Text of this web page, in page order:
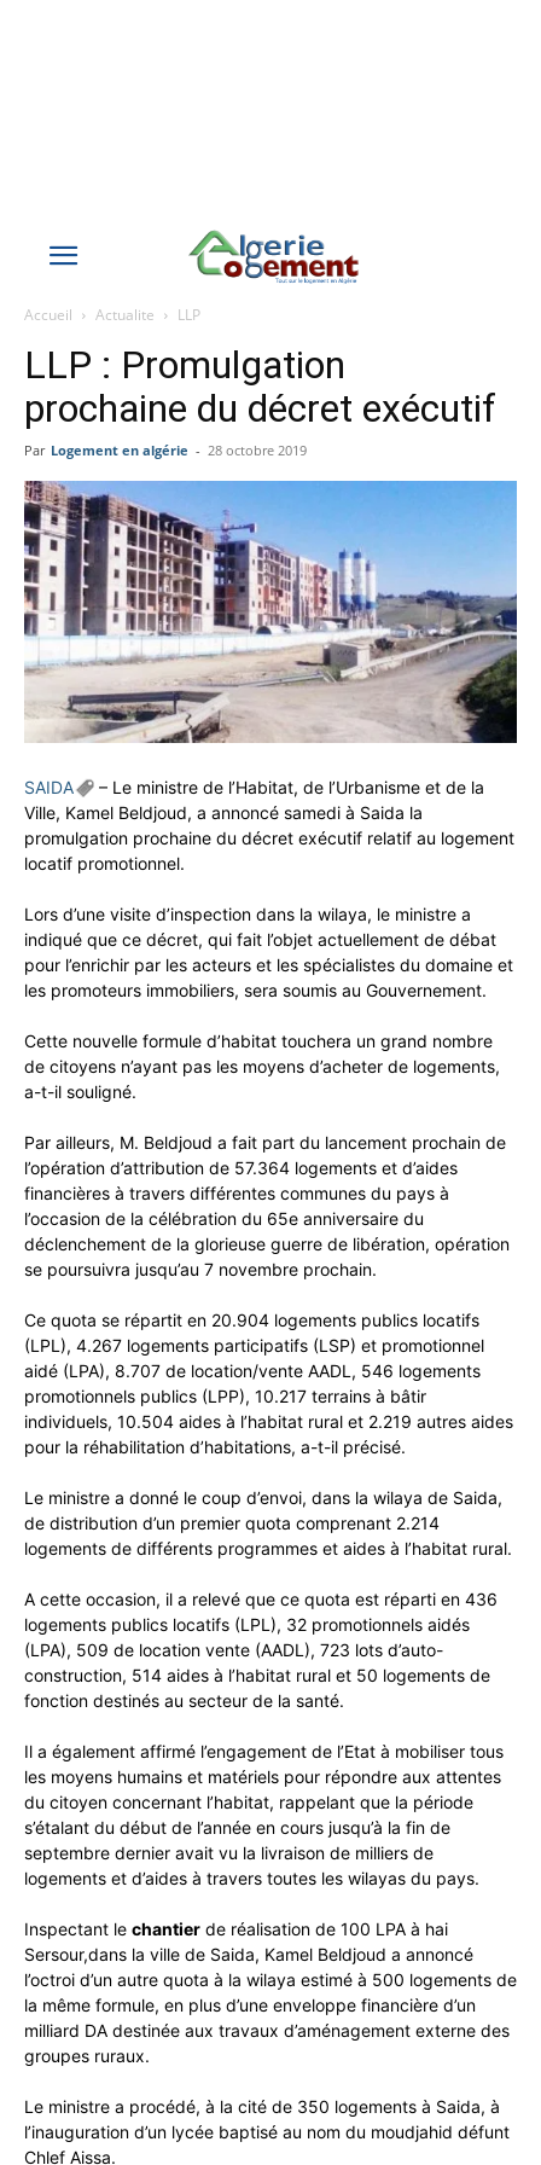
Accueil Actualite LLP
LLP : Promulgation
prochaine du décret exécutif
Par Logement en algérie - 28 octobre 2019
SAIDA
– Le ministre de l’Habitat, de l’Urbanisme et de la
Ville, Kamel Beldjoud, a annoncé samedi à Saida la
promulgation prochaine du décret exécutif relatif au logement
locatif promotionnel.
Lors d’une visite d’inspection dans la wilaya, le ministre a
indiqué que ce décret, qui fait l’objet actuellement de débat
pour l’enrichir par les acteurs et les spécialistes du domaine et
les promoteurs immobiliers, sera soumis au Gouvernement.
Cette nouvelle formule d’habitat touchera un grand nombre
de citoyens n’ayant pas les moyens d’acheter de logements,
a-t-il souligné.
Par ailleurs, M. Beldjoud a fait part du lancement prochain de
l’opération d’attribution de 57.364 logements et d’aides
financières à travers différentes communes du pays à
l’occasion de la célébration du 65e anniversaire du
déclenchement de la glorieuse guerre de libération, opération
se poursuivra jusqu’au 7 novembre prochain.
Ce quota se répartit en 20.904 logements publics locatifs
(LPL), 4.267 logements participatifs (LSP) et promotionnel
aidé (LPA), 8.707 de location/vente AADL, 546 logements
promotionnels publics (LPP), 10.217 terrains à bâtir
individuels, 10.504 aides à l’habitat rural et 2.219 autres aides
pour la réhabilitation d’habitations, a-t-il précisé.
Le ministre a donné le coup d’envoi, dans la wilaya de Saida,
de distribution d’un premier quota comprenant 2.214
logements de différents programmes et aides à l’habitat rural.
A cette occasion, il a relevé que ce quota est réparti en 436
logements publics locatifs (LPL), 32 promotionnels aidés
(LPA), 509 de location vente (AADL), 723 lots d’auto-
construction, 514 aides à l’habitat rural et 50 logements de
fonction destinés au secteur de la santé.
Il a également affirmé l’engagement de l’Etat à mobiliser tous
les moyens humains et matériels pour répondre aux attentes
du citoyen concernant l’habitat, rappelant que la période
s’étalant du début de l’année en cours jusqu’à la fin de
septembre dernier avait vu la livraison de milliers de
logements et d’aides à travers toutes les wilayas du pays.
Inspectant le chantier de réalisation de 100 LPA à hai
Sersour,dans la ville de Saida, Kamel Beldjoud a annoncé
l’octroi d’un autre quota à la wilaya estimé à 500 logements de
la même formule, en plus d’une enveloppe financière d’un
milliard DA destinée aux travaux d’aménagement externe des
groupes ruraux.
Le ministre a procédé, à la cité de 350 logements à Saida, à
l’inauguration d’un lycée baptisé au nom du moudjahid défunt
Chlef Aissa.